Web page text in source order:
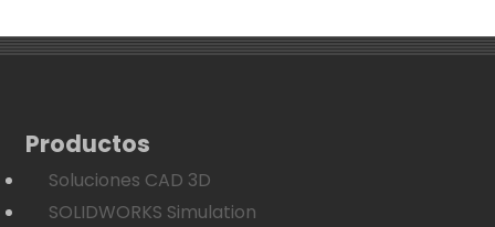
Productos
Soluciones CAD 3D
SOLIDWORKS Simulation